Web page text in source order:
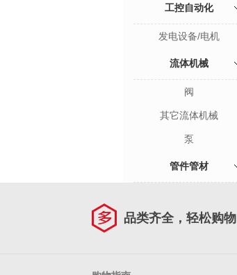
工控自动化
发电设备/电机
流体机械
阀
其它流体机械
泵
管件管材
品类齐全，轻松购物